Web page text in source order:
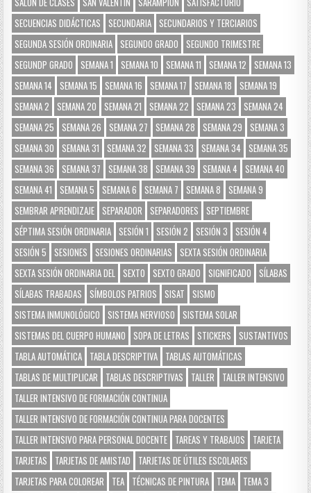
SECUENCIAS DIDÁCTICAS
SECUNDARIA SECUNDARIOS Y TERCIARIOS
SEGUNDA SESIÓN ORDINARIA SEGUNDO GRADO
SEGUNDO TRIMESTRE
SEGUNDP GRADO
SEMANA 1 SEMANA 10 SEMANA 11 SEMANA 12
SEMANA 13
SEMANA 14
SEMANA 15 SEMANA 16 SEMANA 17 SEMANA 18
SEMANA 19
SEMANA 2
SEMANA 20 SEMANA 21 SEMANA 22 SEMANA 23
SEMANA 24
SEMANA 25
SEMANA 26 SEMANA 27 SEMANA 28 SEMANA 29
SEMANA 3
SEMANA 30
SEMANA 31 SEMANA 32 SEMANA 33 SEMANA 34
SEMANA 35
SEMANA 36
SEMANA 37 SEMANA 38 SEMANA 39 SEMANA 4
SEMANA 40
SEMANA 41
SEMANA 5 SEMANA 6 SEMANA 7 SEMANA 8
SEMANA 9
SEMBRAR APRENDIZAJE SEPARADOR SEPARADORES
SEPTIEMBRE
SÉPTIMA SESIÓN ORDINARIA SESIÓN 1 SESIÓN 2 SESIÓN 3
SESIÓN 4
SESIÓN 5
SESIONES SESIONES ORDINARIAS
SEXTA SESIÓN ORDINARIA
SEXTA SESIÓN ORDINARIA DEL SEXTO SEXTO GRADO SIGNIFICADO
SÍLABAS
SÍLABAS TRABADAS
SÍMBOLOS PATRIOS SISAT
SISMO
SISTEMA INMUNOLÓGICO
SISTEMA NERVIOSO
SISTEMA SOLAR
SISTEMAS DEL CUERPO HUMANO
SOPA DE LETRAS STICKERS
SUSTANTIVOS
TABLA AUTOMÁTICA TABLA DESCRIPTIVA TABLAS AUTOMÁTICAS
TABLAS DE MULTIPLICAR
TABLAS DESCRIPTIVAS TALLER
TALLER INTENSIVO
TALLER INTENSIVO DE FORMACIÓN CONTINUA
TALLER INTENSIVO DE FORMACIÓN CONTINUA PARA DOCENTES
TALLER INTENSIVO PARA PERSONAL DOCENTE TAREAS Y TRABAJOS
TARJETA
TARJETAS
TARJETAS DE AMISTAD
TARJETAS DE ÚTILES ESCOLARES
TARJETAS PARA COLOREAR
TEA TÉCNICAS DE PINTURA TEMA TEMA 3